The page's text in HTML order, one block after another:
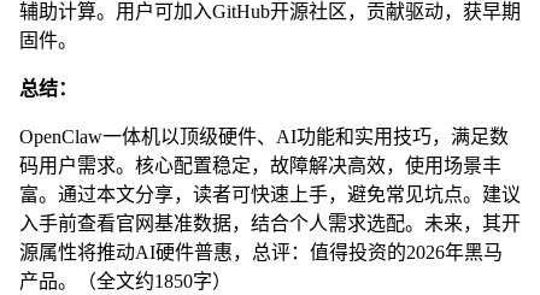
辅助计算。用户可加入GitHub开源社区，贡献驱动，获早期
固件。
总结：
OpenClaw一体机以顶级硬件、AI功能和实用技巧，满足数
码用户需求。核心配置稳定，故障解决高效，使用场景丰
富。通过本文分享，读者可快速上手，避免常见坑点。建议
入手前查看官网基准数据，结合个人需求选配。未来，其开
源属性将推动AI硬件普惠，总评：值得投资的2026年黑马
产品。（全文约1850字）